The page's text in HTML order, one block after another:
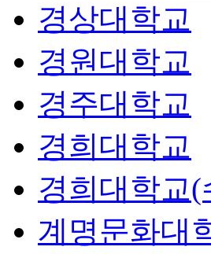
경상대학교
경원대학교
경주대학교
경희대학교
경희대학교(
계명문화대